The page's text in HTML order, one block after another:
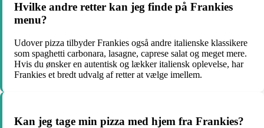
Hvilke andre retter kan jeg finde på Frankies
menu?
Udover pizza tilbyder Frankies også andre italienske klassikere
som spaghetti carbonara, lasagne, caprese salat og meget mere.
Hvis du ønsker en autentisk og lækker italiensk oplevelse, har
Frankies et bredt udvalg af retter at vælge imellem.
Kan jeg tage min pizza med hjem fra Frankies?